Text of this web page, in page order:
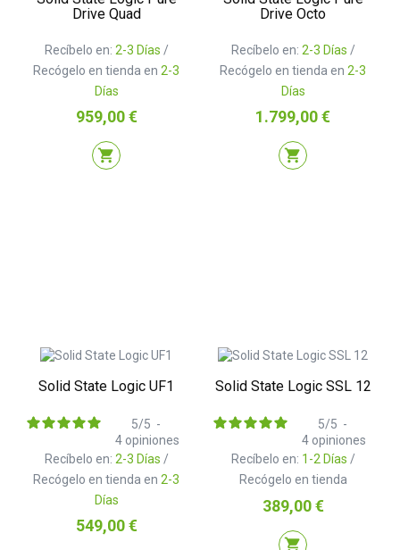
Drive Quad
Recíbelo en: 2-3 Días /
Recógelo en tienda en 2-3
Días
Precio
959,00 €
shopping_cart
Drive Octo
Recíbelo en: 2-3 Días /
Recógelo en tienda en 2-3
Días
Precio
1.799,00 €
shopping_cart
Solid State Logic UF1
Recíbelo en: 2-3 Días /
Recógelo en tienda en 2-3
Días
5/5 -
4 opiniones
Precio
549,00 €
Solid State Logic SSL 12
Recíbelo en: 1-2 Días /
Recógelo en tienda
5/5 -
4 opiniones
Precio
389,00 €
shopping_cart